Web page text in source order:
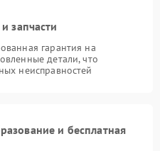
запчасти
гарантия на
детали, что
неисправностей
и бесплатная